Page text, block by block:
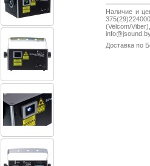
Наличие и
(Velcom/
Доставка по